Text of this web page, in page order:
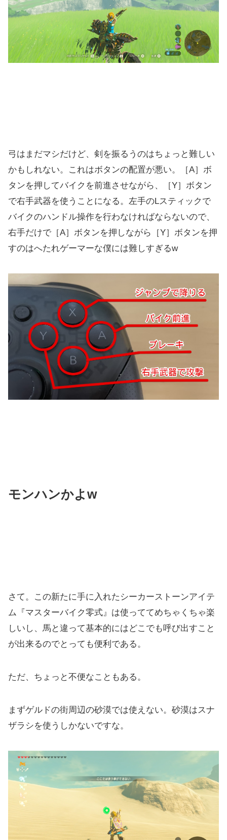
弓はまだマシだけど、剣を振るうのはちょっと難しい
かもしれない。これはボタンの配置が悪い。［A］ボ
タンを押してバイクを前進させながら、［Y］ボタン
で右手武器を使うことになる。左手のLスティックで
バイクのハンドル操作を行わなければならないので、
右手だけで［A］ボタンを押しながら［Y］ボタンを押
すのはへたれゲーマーな僕には難しすぎるw
モンハンかよw
さて。この新たに手に入れたシーカーストーンアイテ
ム『マスターバイク零式』は使っててめちゃくちゃ楽
しいし、馬と違って基本的にはどこでも呼び出すこと
が出来るのでとっても便利である。
ただ、ちょっと不便なこともある。
まずゲルドの街周辺の砂漠では使えない。砂漠はスナ
ザラシを使うしかないですな。